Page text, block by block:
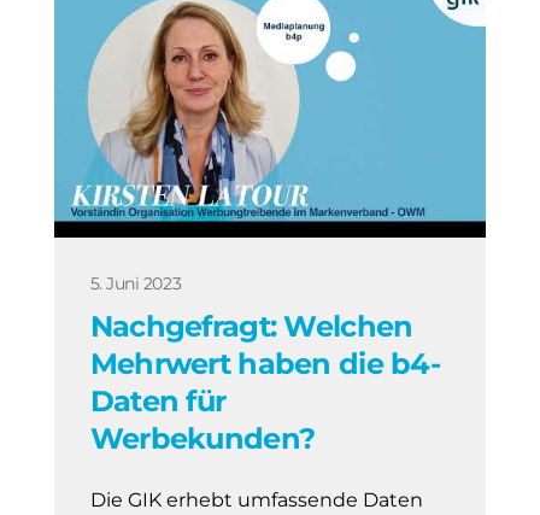
5. Juni 2023
Nachgefragt: Welchen
Mehrwert haben die b4-
Daten für
Werbekunden?
Die GIK erhebt umfassende Daten